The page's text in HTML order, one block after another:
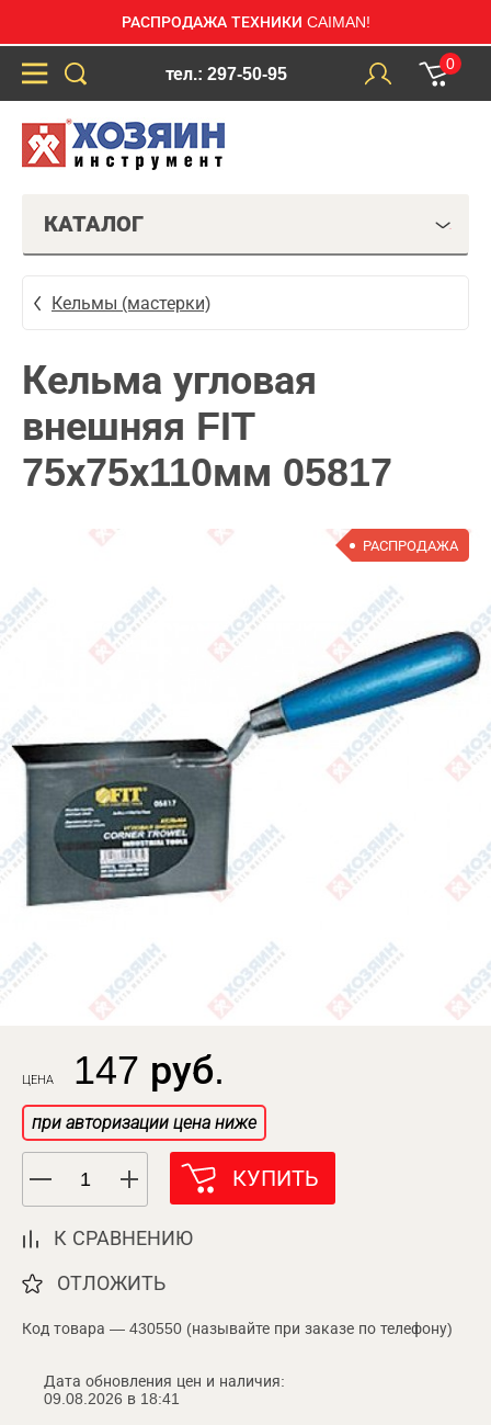
РАСПРОДАЖА ТЕХНИКИ CAIMAN!
тел.: 297-50-95
0
КАТАЛОГ
Кельмы (мастерки)
Кельма угловая
внешняя FIT
75х75х110мм 05817
РАСПРОДАЖА
ЦЕНА 147 руб.
при авторизации цена ниже
КУПИТЬ
К СРАВНЕНИЮ
ОТЛОЖИТЬ
Код товара — 430550 (называйте при заказе по телефону)
Дата обновления цен и наличия:
09.08.2026 в 18:41